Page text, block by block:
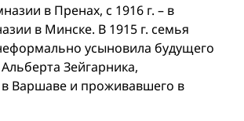
в Пренах, с 1916 г. – в
в Минске. В 1915 г. семья
усыновила будущего
Зейгарника,
Варшаве и проживавшего в